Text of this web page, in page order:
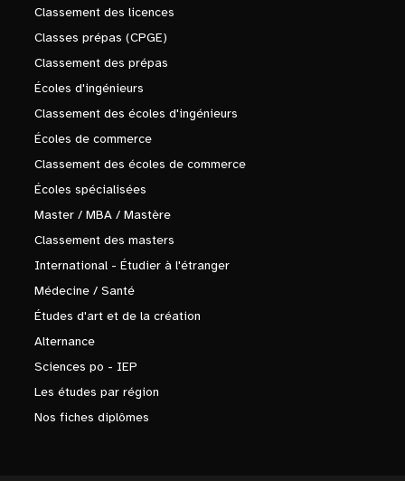
Classement des licences
Classes prépas (CPGE)
Classement des prépas
Écoles d'ingénieurs
Classement des écoles d'ingénieurs
Écoles de commerce
Classement des écoles de commerce
Écoles spécialisées
Master / MBA / Mastère
Classement des masters
International - Étudier à l'étranger
Médecine / Santé
Études d'art et de la création
Alternance
Sciences po - IEP
Les études par région
Nos fiches diplômes